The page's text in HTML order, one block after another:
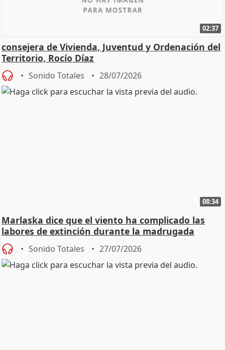
02:37
consejera de Vivienda, Juventud y Ordenación del
Territorio, Rocío Díaz
Sonido Totales 28/07/2026
08:34
Marlaska dice que el viento ha complicado las
labores de extinción durante la madrugada
Sonido Totales 27/07/2026